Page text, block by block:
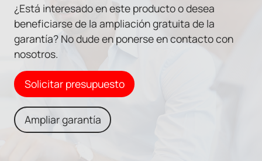
¿Está interesado en este producto o desea
beneficiarse de la ampliación gratuita de la
garantía? No dude en ponerse en contacto con
nosotros.
Solicitar presupuesto
Ampliar garantía